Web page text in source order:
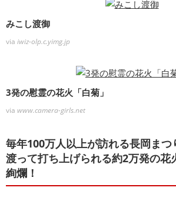
みこし渡御
via iwiz-olp.c.yimg.jp
3発の慰霊の花火「白菊」
via www.camera-girls.net
毎年100万人以上が訪れる長岡まつ
渡って打ち上げられる約2万発の花
絢爛！